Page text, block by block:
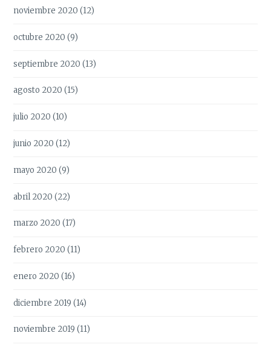
noviembre 2020 (12)
octubre 2020 (9)
septiembre 2020 (13)
agosto 2020 (15)
julio 2020 (10)
junio 2020 (12)
mayo 2020 (9)
abril 2020 (22)
marzo 2020 (17)
febrero 2020 (11)
enero 2020 (16)
diciembre 2019 (14)
noviembre 2019 (11)